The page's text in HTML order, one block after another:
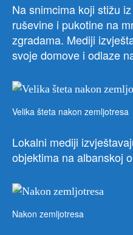
Na snimcima koji stižu
ruševine i pukotine na
zgradama. Mediji
svoje domove i odlaze
Velika šteta nakon zemljotresa
Lokalni mediji
objektima na albanskoj
Nakon zemljotresa